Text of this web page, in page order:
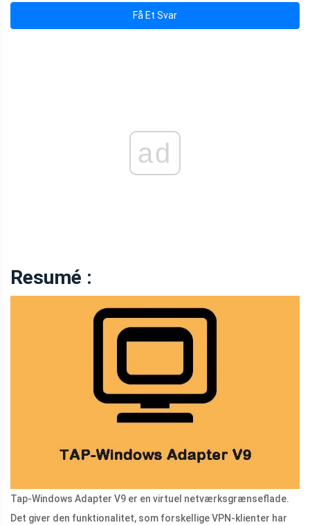
Få Et Svar
ad
Resumé :
Tap-Windows Adapter V9 er en virtuel netværksgrænseflade.
Det giver den funktionalitet, som forskellige VPN-klienter har